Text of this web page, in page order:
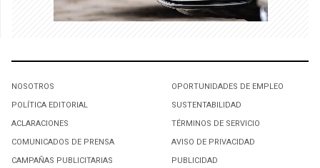
NOSOTROS
POLÍTICA EDITORIAL
ACLARACIONES
COMUNICADOS DE PRENSA
CAMPAÑAS PUBLICITARIAS
OPORTUNIDADES DE EMPLEO
SUSTENTABILIDAD
TÉRMINOS DE SERVICIO
AVISO DE PRIVACIDAD
PUBLICIDAD